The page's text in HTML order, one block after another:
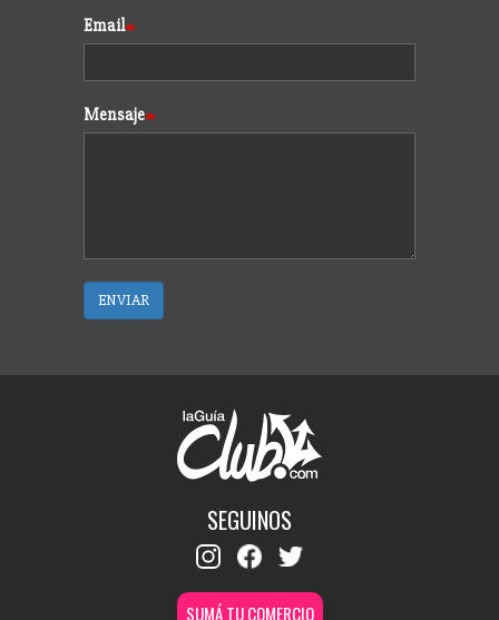
Email
Mensaje
ENVIAR
SEGUINOS
SUMÁ TU COMERCIO